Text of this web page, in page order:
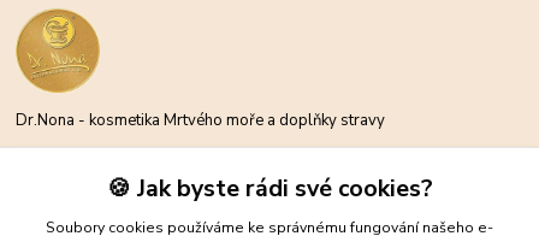
Dr.Nona - kosmetika Mrtvého moře a doplňky stravy
Michael Moder
+420 734 300 212
(Po-Pá, 8-16 hod.)
🍪 Jak byste rádi své cookies?
Soubory cookies používáme ke správnému fungování našeho e-